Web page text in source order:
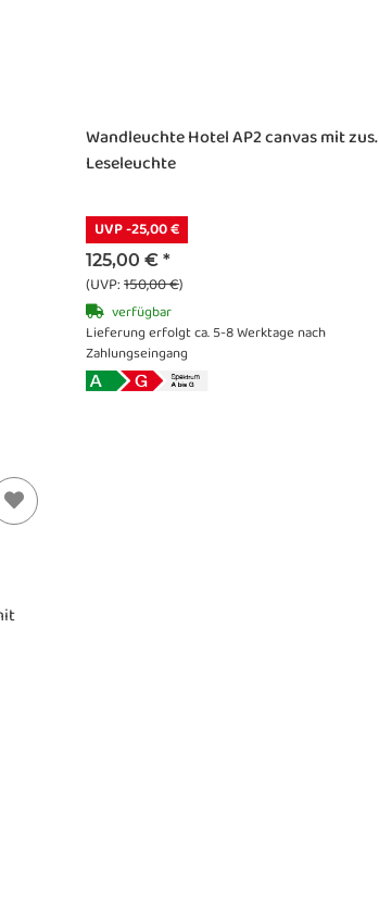
Wandleuchte Hotel AP2 canvas mit zus.
Leseleuchte
UVP -25,00 €
125,00 € *
(UVP:150,00 €)
verfügbar
Lieferung erfolgt ca. 5-8 Werktage nach
Zahlungseingang